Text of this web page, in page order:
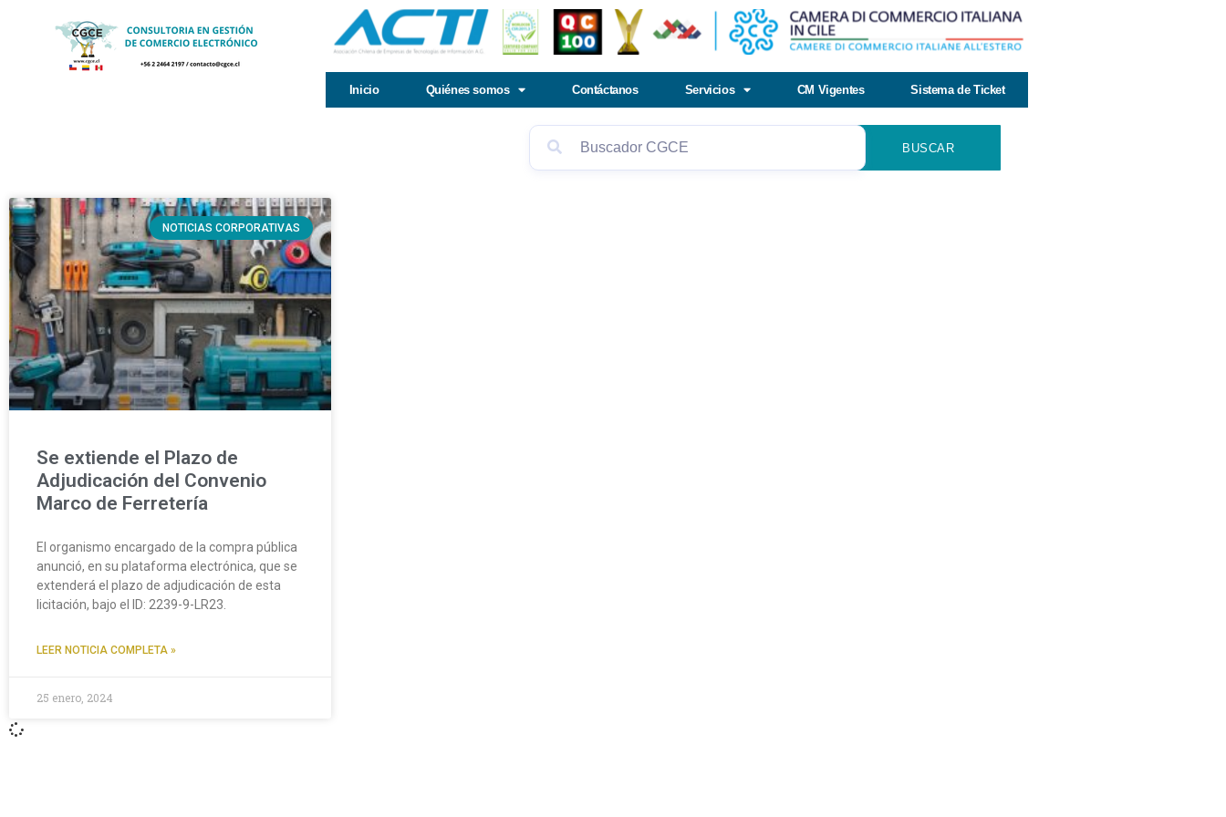
Inicio Quiénes somos Contáctanos Servicios CM Vigentes Sistema de Ticket
BUSCAR
NOTICIAS CORPORATIVAS
Se extiende el Plazo de
Adjudicación del Convenio
Marco de Ferretería
El organismo encargado de la compra pública
anunció, en su plataforma electrónica, que se
extenderá el plazo de adjudicación de esta
licitación, bajo el ID: 2239-9-LR23.
LEER NOTICIA COMPLETA »
25 enero, 2024